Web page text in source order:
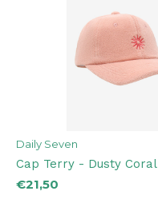
Daily Seven
Cap Terry - Dusty Coral
€21,50